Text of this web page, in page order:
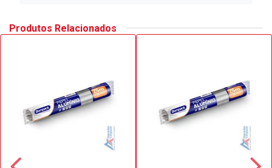
Produtos Relacionados